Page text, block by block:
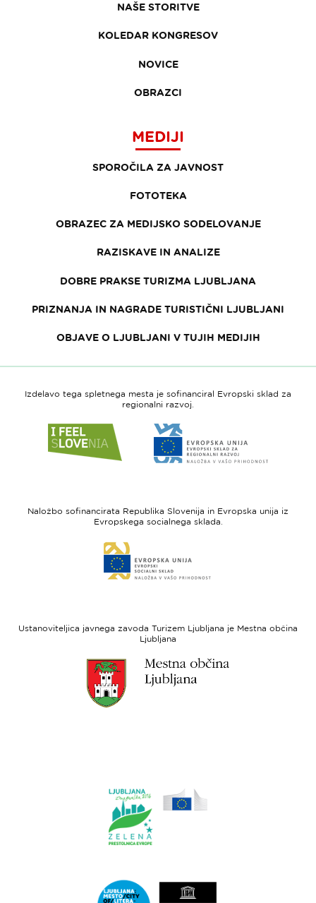
NAŠE STORITVE
KOLEDAR KONGRESOV
NOVICE
OBRAZCI
MEDIJI
SPOROČILA ZA JAVNOST
FOTOTEKA
OBRAZEC ZA MEDIJSKO SODELOVANJE
RAZISKAVE IN ANALIZE
DOBRE PRAKSE TURIZMA LJUBLJANA
PRIZNANJA IN NAGRADE TURISTIČNI LJUBLJANI
OBJAVE O LJUBLJANI V TUJIH MEDIJIH
Izdelavo tega spletnega mesta je sofinanciral Evropski sklad za
regionalni razvoj.
do
spletne
Slovenia
do
spletne
-
regionalni
Naložbo sofinancirata Republika Slovenija in Evropska unija iz
Evropskega socialnega sklada.
do
spletne
sklad
Ustanoviteljica javnega zavoda Turizem Ljubljana je Mestna občina
Ljubljana
spletne
strani